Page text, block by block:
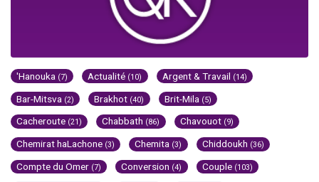
'Hanouka (7) Actualité (10) Argent & Travail (14)
Bar-Mitsva (2) Brakhot (40) Brit-Mila (5)
Cacheroute (21) Chabbath (86) Chavouot (9)
Chemirat haLachone (3) Chemita (3) Chiddoukh (36)
Compte du Omer (7) Conversion (4) Couple (103)